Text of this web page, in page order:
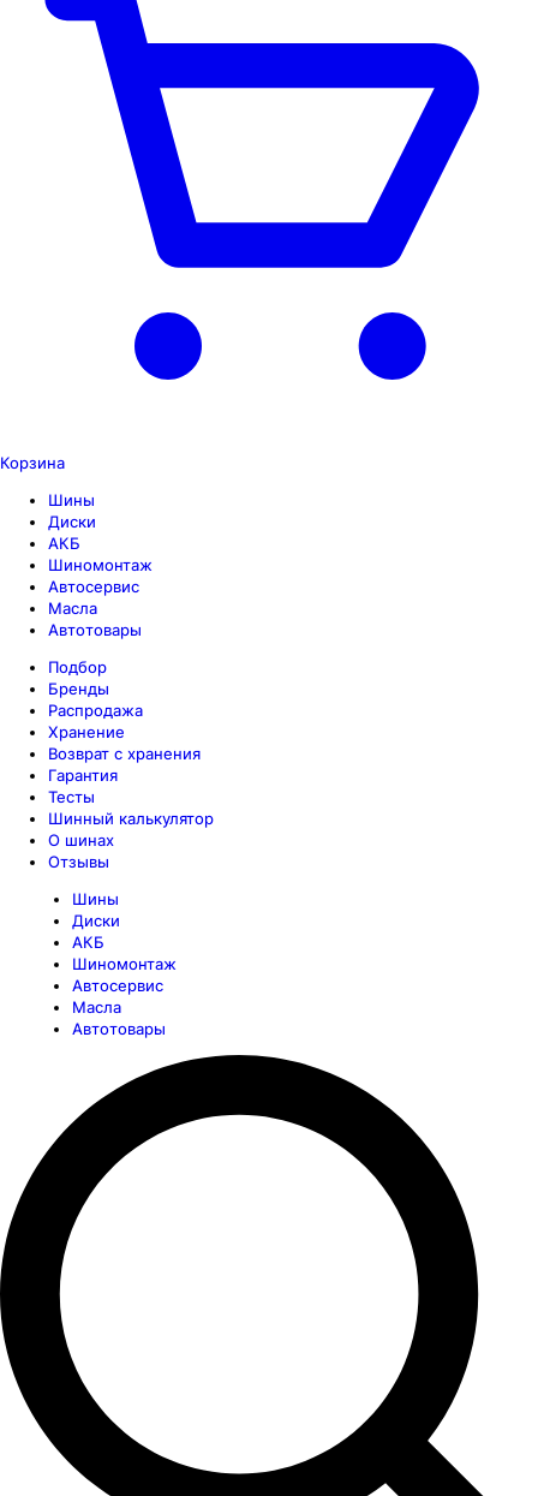
Корзина
Шины
Диски
АКБ
Шиномонтаж
Автосервис
Масла
Автотовары
Подбор
Бренды
Распродажа
Хранение
Возврат с хранения
Гарантия
Тесты
Шинный калькулятор
О шинах
Отзывы
Шины
Диски
АКБ
Шиномонтаж
Автосервис
Масла
Автотовары